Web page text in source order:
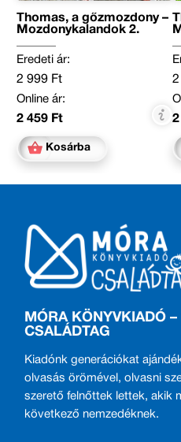
Thomas, a gőzmozdony –
Mozdonykalandok 2.
Eredeti ár:
2 999 Ft
Online ár:
2 459 Ft
Kosárba
2
2
MÓRA KÖNYVKIADÓ
CSALÁDTAG
Kiadónk generációkat
olvasás örömével, olvasni
szerető felnőttek lettek, akik
következő nemzedéknek.